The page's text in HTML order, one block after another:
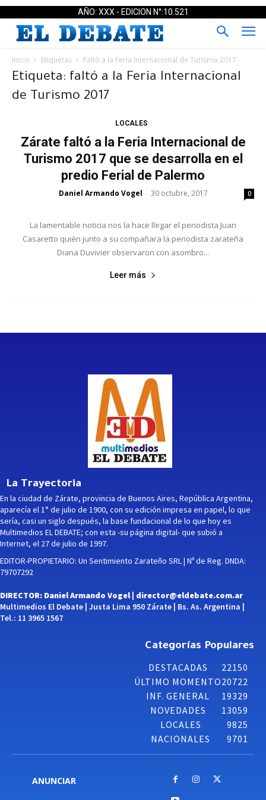
AÑO: XXX - EDICION N°:10.521
Inicio Etiquetas Faltó a la Feria Internacional de Turismo 2017
Etiqueta: faltó a la Feria Internacional
de Turismo 2017
LOCALES
Zárate faltó a la Feria Internacional de
Turismo 2017 que se desarrolla en el
predio Ferial de Palermo
Daniel Armando Vogel - 30 octubre, 2017 0
La lamentable noticia nos la hace llegar el periodista Juan
Casaretto quién junto a su compañara la periodista zarateña
Diana Duvivier observaron con asombro...
Leer más
La Trayectoria
En la ciudad de Zárate, provincia de Buenos Aires, República Argentina,
aparecía el 1° de julio de 1900, con su edición impresa en papel, lo que
sería, casi un siglo después, la base fundacional de lo que hoy es
Multimedios EL DEBATE; con esta -su página digital- que subió a
Internet, el 27 de julio de 1997.
EDITOR-PROPIETARIO: Un Sentimiento Zarateño SRL | Nº de Reg. DNDA:
79707292
DIRECTOR: Daniel Armando Vogel | director@eldebate.com.ar
Multimedios El Debate | Justa Lima 950 Zárate | Bs. As. Argentina |
Tel.: 11 3965 1567
Categorías Populares
DESTACADAS
22150
ÚLTIMO MOMENTO20722
INF. GENERAL
19329
NOVEDADES
13059
LOCALES
9825
NACIONALES
9701
ANUNCIAR